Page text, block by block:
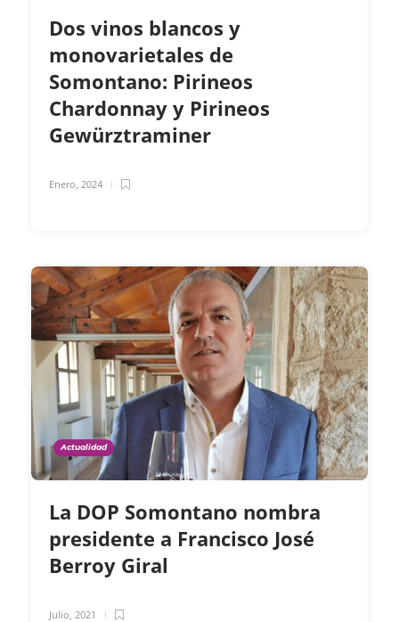
Dos vinos blancos y
monovarietales de
Somontano: Pirineos
Chardonnay y Pirineos
Gewürztraminer
Enero, 2024
Actualidad
La DOP Somontano nombra
presidente a Francisco José
Berroy Giral
Julio, 2021